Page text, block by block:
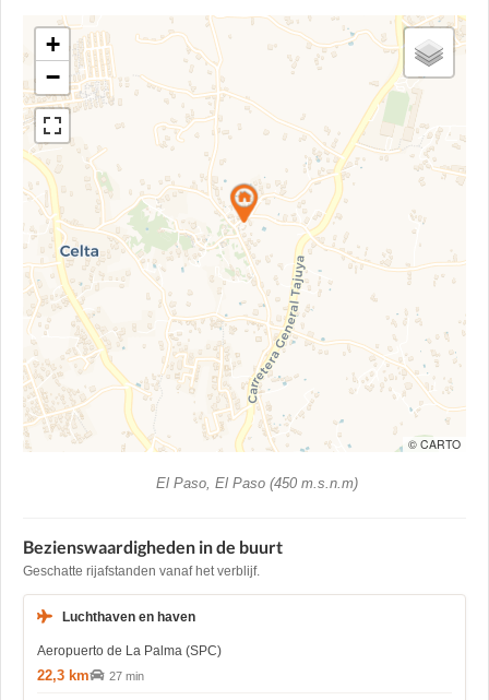
+
−
© CARTO
El Paso, El Paso (450 m.s.n.m)
Bezienswaardigheden in de buurt
Geschatte rijafstanden vanaf het verblijf.
Luchthaven en haven
Aeropuerto de La Palma (SPC)
22,3 km 27 min